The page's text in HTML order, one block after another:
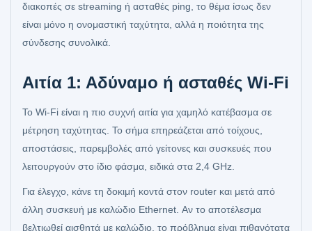
διακοπές σε streaming ή ασταθές ping, το θέμα ίσως δεν
είναι μόνο η ονομαστική ταχύτητα, αλλά η ποιότητα της
σύνδεσης συνολικά.
Αιτία 1: Αδύναμο ή ασταθές Wi‑Fi
Το Wi‑Fi είναι η πιο συχνή αιτία για χαμηλό κατέβασμα σε
μέτρηση ταχύτητας. Το σήμα επηρεάζεται από τοίχους,
αποστάσεις, παρεμβολές από γείτονες και συσκευές που
λειτουργούν στο ίδιο φάσμα, ειδικά στα 2,4 GHz.
Για έλεγχο, κάνε τη δοκιμή κοντά στον router και μετά από
άλλη συσκευή με καλώδιο Ethernet. Αν το αποτέλεσμα
βελτιωθεί αισθητά με καλώδιο, το πρόβλημα είναι πιθανότατα